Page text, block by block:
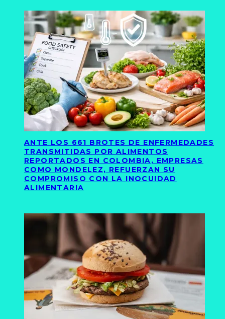
ANTE LOS 661 BROTES DE ENFERMEDADES
TRANSMITIDAS POR ALIMENTOS
REPORTADOS EN COLOMBIA, EMPRESAS
COMO MONDELEZ, REFUERZAN SU
COMPROMISO CON LA INOCUIDAD
ALIMENTARIA